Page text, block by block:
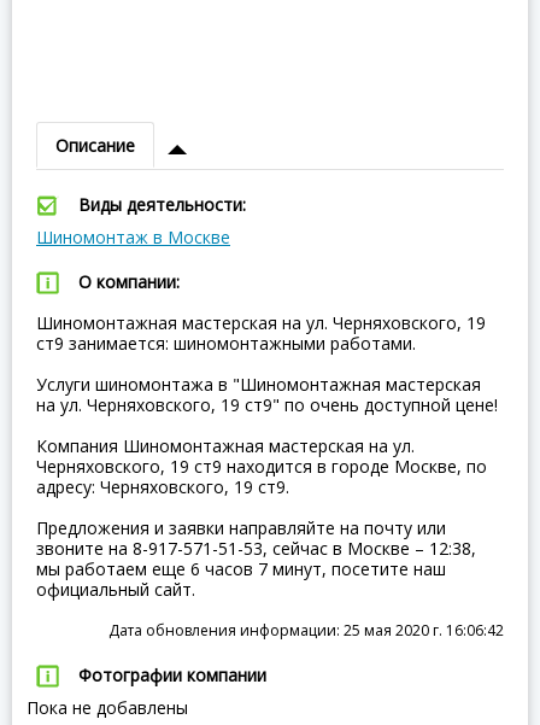
Описание
Виды деятельности:
Шиномонтаж в Москве
О компании:
Шиномонтажная мастерская на ул. Черняховского, 19
ст9 занимается: шиномонтажными работами.
Услуги шиномонтажа в "Шиномонтажная мастерская
на ул. Черняховского, 19 ст9" по очень доступной цене!
Компания Шиномонтажная мастерская на ул.
Черняховского, 19 ст9 находится в городе Москве, по
адресу: Черняховского, 19 ст9.
Предложения и заявки направляйте на почту или
звоните на 8-917-571-51-53, сейчас в Москве – 12:38,
мы работаем еще 6 часов 7 минут, посетите наш
официальный сайт.
Дата обновления информации: 25 мая 2020 г. 16:06:42
Фотографии компании
Пока не добавлены